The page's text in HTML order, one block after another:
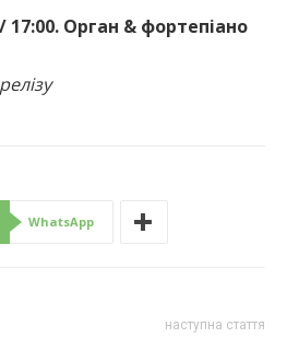
17:00. Орган & фортепіано
WhatsApp
наступна стаття